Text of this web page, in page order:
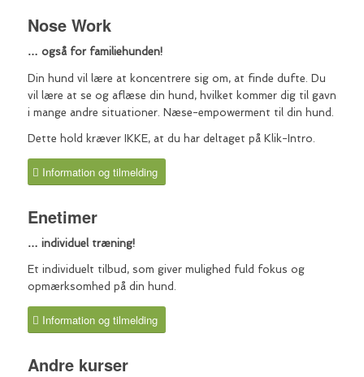
Nose Work
… også for familiehunden!
Din hund vil lære at koncentrere sig om, at finde dufte. Du
vil lære at se og aflæse din hund, hvilket kommer dig til gavn
i mange andre situationer. Næse-empowerment til din hund.
Dette hold kræver IKKE, at du har deltaget på Klik-Intro.
Information og tilmelding
Enetimer
… individuel træning!
Et individuelt tilbud, som giver mulighed fuld fokus og
opmærksomhed på din hund.
Information og tilmelding
Andre kurser